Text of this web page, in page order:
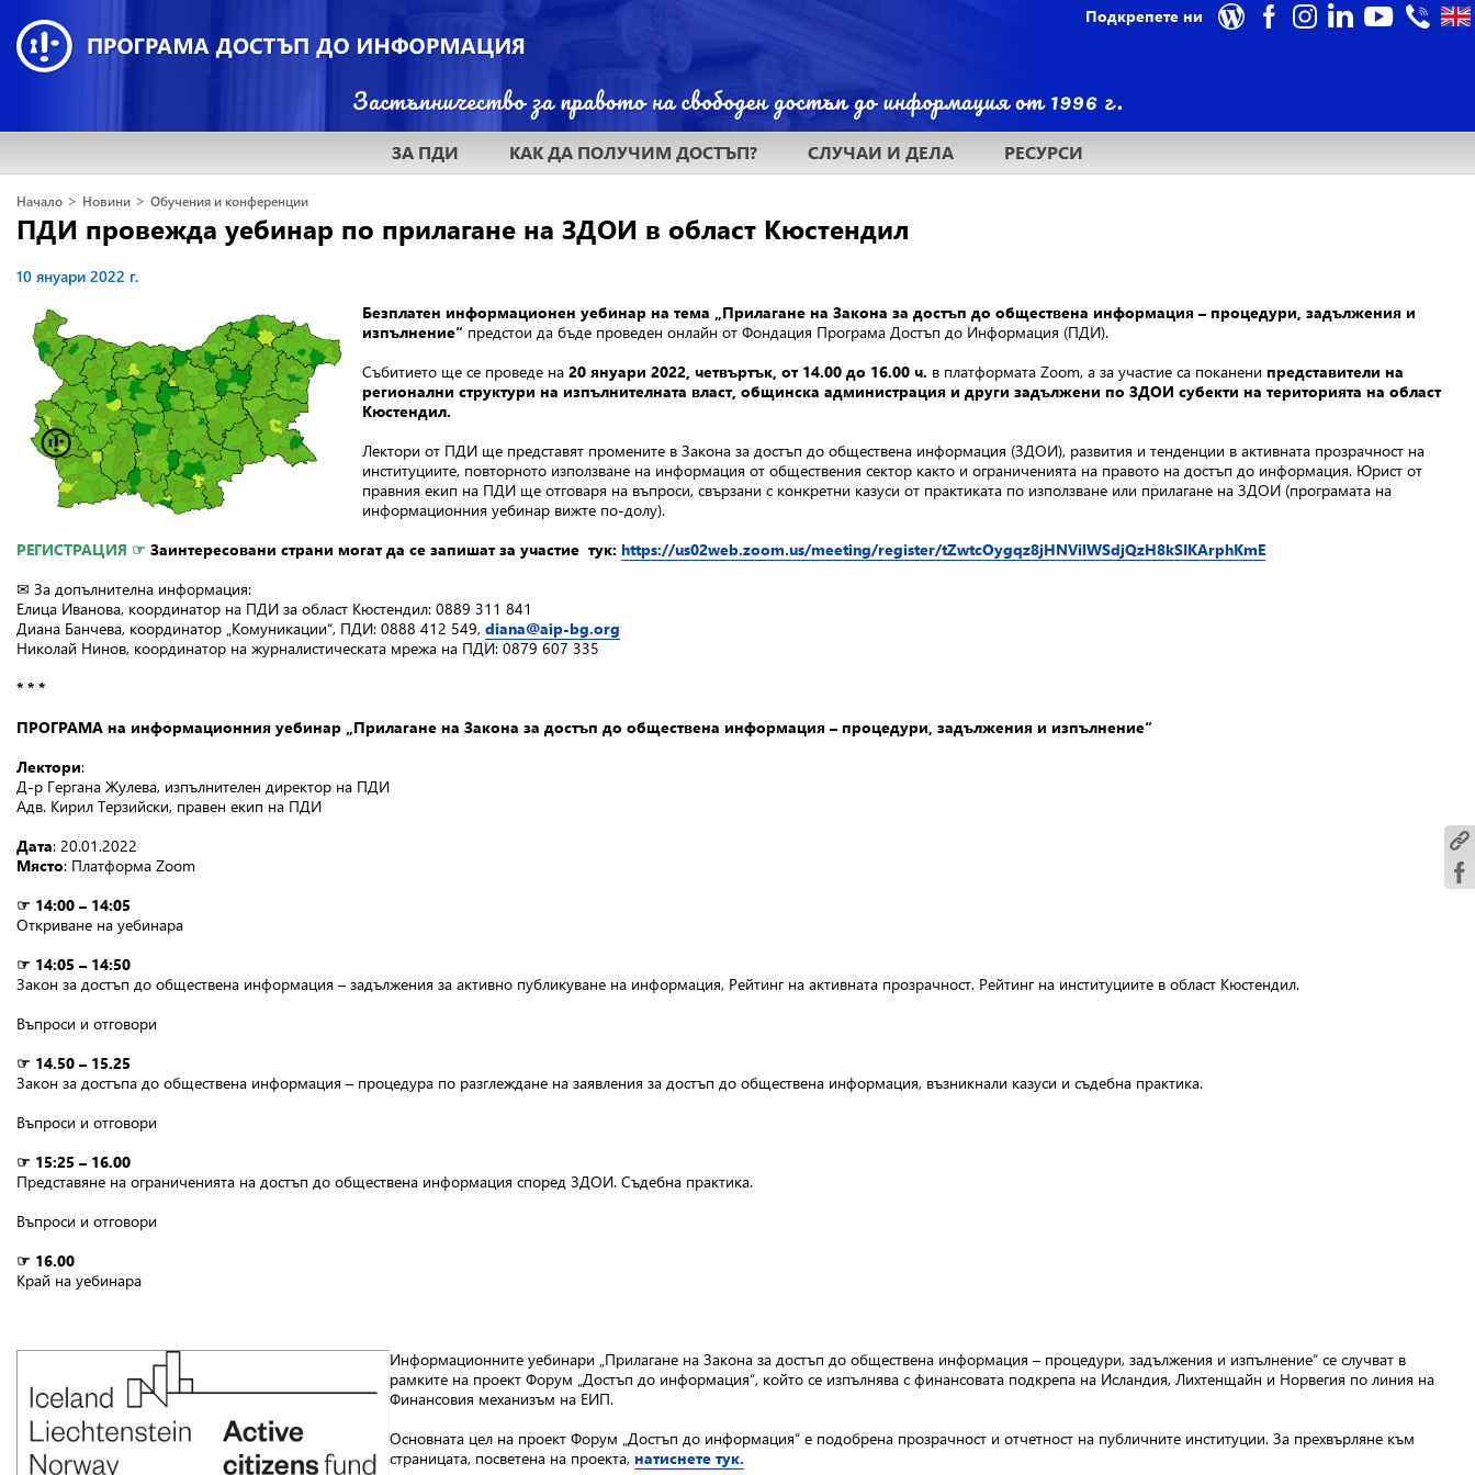
Подкрепете ни
ЗА ПДИ КАК ДА ПОЛУЧИМ ДОСТЪП? СЛУЧАИ И ДЕЛА РЕСУРСИ
Начало > Новини > Обучения и конференции
ПДИ провежда уебинар по прилагане на ЗДОИ в област Кюстендил
10 януари 2022 г.
Безплатен информационен уебинар на тема „Прилагане на Закона за достъп до обществена информация – процедури, задължения и
изпълнение“ предстои да бъде проведен онлайн от Фондация Програма Достъп до Информация (ПДИ).
Събитието ще се проведе на 20 януари 2022, четвъртък, от 14.00 до 16.00 ч. в платформата Zoom, а за участие са поканени представители на
регионални структури на изпълнителната власт, общинска администрация и други задължени по ЗДОИ субекти на територията на област
Кюстендил.
Лектори от ПДИ ще представят промените в Закона за достъп до обществена информация (ЗДОИ), развития и тенденции в активната прозрачност на
институциите, повторното използване на информация от обществения сектор както и ограниченията на правото на достъп до информация. Юрист от
правния екип на ПДИ ще отговаря на въпроси, свързани с конкретни казуси от практиката по използване или прилагане на ЗДОИ (програмата на
информационния уебинар вижте по-долу).
РЕГИСТРАЦИЯ ☞ Заинтересовани страни могат да се запишат за участие тук: https://us02web.zoom.us/meeting/register/tZwtcOygqz8jHNVilWSdjQzH8kSIKArphKmE
✉ За допълнителна информация:
Елица Иванова, координатор на ПДИ за област Кюстендил: 0889 311 841
Диана Банчева, координатор „Комуникации“, ПДИ: 0888 412 549, diana@aip-bg.org
Николай Нинов, координатор на журналистическата мрежа на ПДИ: 0879 607 335
* * *
ПРОГРАМА на информационния уебинар „Прилагане на Закона за достъп до обществена информация – процедури, задължения и изпълнение“
Лектори:
Д-р Гергана Жулева, изпълнителен директор на ПДИ
Адв. Кирил Терзийски, правен екип на ПДИ
Дата: 20.01.2022
Място: Платформа Zoom
☞ 14:00 – 14:05
Откриване на уебинара
☞ 14:05 – 14:50
Закон за достъп до обществена информация – задължения за активно публикуване на информация, Рейтинг на активната прозрачност. Рейтинг на институциите в област Кюстендил.
Въпроси и отговори
☞ 14.50 – 15.25
Закон за достъпа до обществена информация – процедура по разглеждане на заявления за достъп до обществена информация, възникнали казуси и съдебна практика.
Въпроси и отговори
☞ 15:25 – 16.00
Представяне на ограниченията на достъп до обществена информация според ЗДОИ. Съдебна практика.
Въпроси и отговори
☞ 16.00
Край на уебинара
Информационните уебинари „Прилагане на Закона за достъп до обществена информация – процедури, задължения и изпълнение“ се случват в
рамките на проект Форум „Достъп до информация“, който се изпълнява с финансовата подкрепа на Исландия, Лихтенщайн и Норвегия по линия на
Финансовия механизъм на ЕИП.
Основната цел на проект Форум „Достъп до информация“ е подобрена прозрачност и отчетност на публичните институции. За прехвърляне към
страницата, посветена на проекта, натиснете тук.